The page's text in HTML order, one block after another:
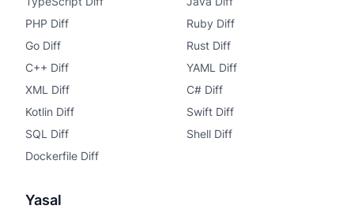
PHP Diff
Ruby Diff
Go Diff
Rust Diff
C++ Diff
YAML Diff
XML Diff
C# Diff
Kotlin Diff
Swift Diff
SQL Diff
Shell Diff
Dockerfile Diff
Yasal